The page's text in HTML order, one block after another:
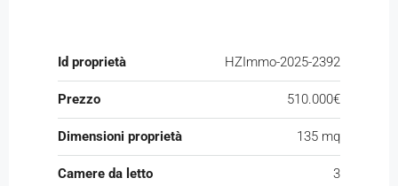
Id proprietà HZImmo-2025-2392
Prezzo 510.000€
Dimensioni proprietà 135 mq
Camere da letto 3